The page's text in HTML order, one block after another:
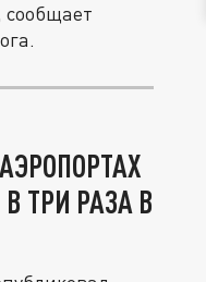
сообщает
ТРИ РАЗА В